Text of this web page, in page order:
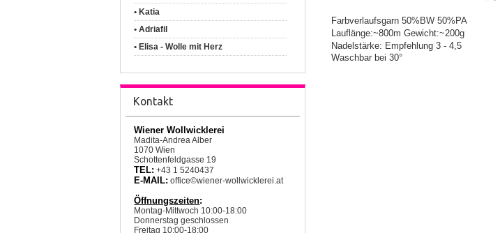
• Katia
• Adriafil
• Elisa - Wolle mit Herz
Kontakt
Wiener Wollwicklerei
Madita-Andrea Alber
1070 Wien
Schottenfeldgasse 19
TEL: +43 1 5240437
E-MAIL: office©wiener-wollwicklerei.at
Öffnungszeiten:
Montag-Mittwoch 10:00-18:00
Donnerstag geschlossen
Freitag 10:00-18:00
Farbverlaufsgarn 50%BW 50%PA
Lauflänge:~800m Gewicht:~200g
Nadelstärke: Empfehlung 3 - 4,5
Waschbar bei 30°